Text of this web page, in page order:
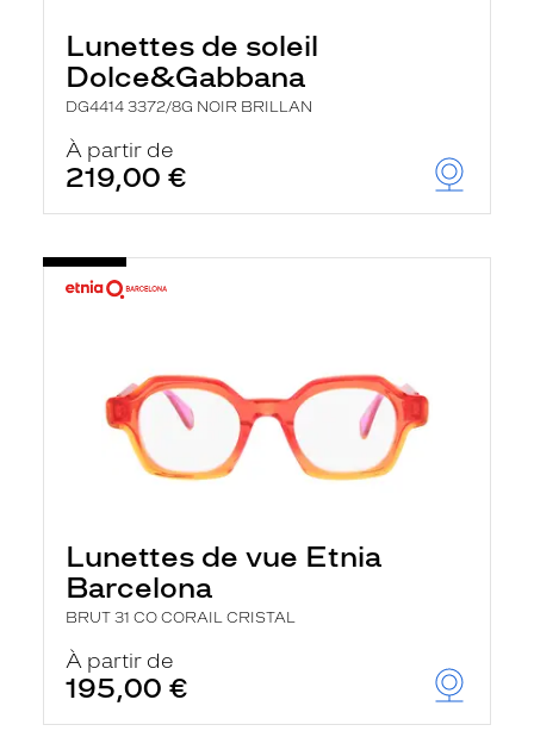
Lunettes de soleil
Dolce&Gabbana
DG4414 3372/8G NOIR BRILLAN
À partir de
219,00 €
Lunettes de vue Etnia
Barcelona
BRUT 31 CO CORAIL CRISTAL
À partir de
195,00 €